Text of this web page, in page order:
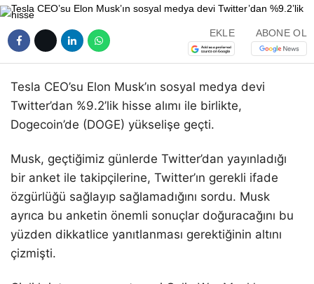
EKLE ABONE OL
Tesla CEO’su Elon Musk’ın sosyal medya devi
Twitter’dan %9.2’lik hisse alımı ile birlikte,
Dogecoin’de (DOGE) yükselişe geçti.
Musk, geçtiğimiz günlerde Twitter’dan yayınladığı
bir anket ile takipçilerine, Twitter’ın gerekli ifade
özgürlüğü sağlayıp sağlamadığını sordu. Musk
ayrıca bu anketin önemli sonuçlar doğuracağını bu
yüzden dikkatlice yanıtlanması gerektiğinin altını
çizmişti.